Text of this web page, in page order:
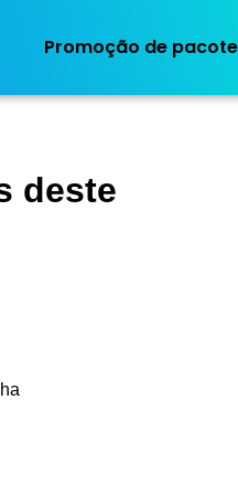
Promoção de
deste